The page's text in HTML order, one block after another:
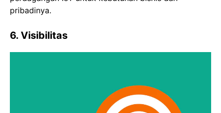
pribadinya.
6. Visibilitas